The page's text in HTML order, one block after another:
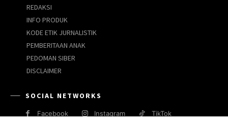
REDAKSI
INFO PRODUK
KODE ETIK JURNALISTIK
PEMBERITAAN ANAK
PEDOMAN SIBER
DISCLAIMER
SOCIAL NETWORKS
Facebook Instagram TikTok